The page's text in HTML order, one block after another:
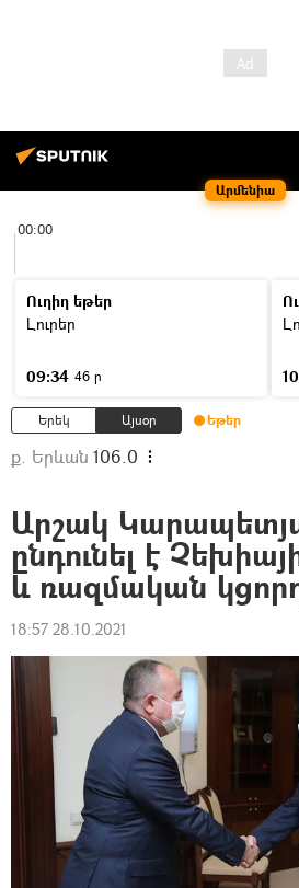
Արմենիա
00:00
Ուղիղ եթեր
Լուրեր
09:34 46 ր
Երեկ Այսօր Եթեր
ք. Երևան 106.0
Արշակ
ընդունել է
և ռազմական
18:57 28.10.2021